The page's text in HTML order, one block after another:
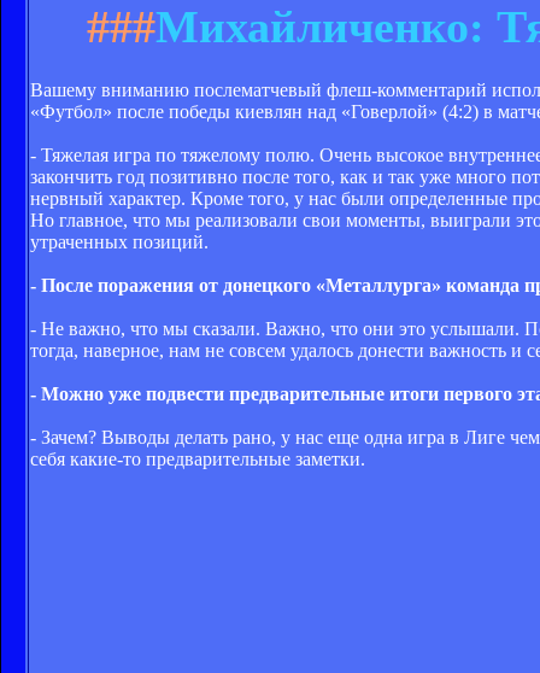
###Михайличенко:
Вашему вниманию послематчевый флеш-комментарий
«Футбол» после победы киевлян над «Говерлой» (4:2) в
- Тяжелая игра по тяжелому полю. Очень высокое
закончить год позитивно после того, как и так уже много
нервный характер. Кроме того, у нас были определенные
Но главное, что мы реализовали свои моменты, выиграли
утраченных позиций.
- После поражения от донецкого «Металлурга» команда
- Не важно, что мы сказали. Важно, что они это услышали.
тогда, наверное, нам не совсем удалось донести важность и
- Можно уже подвести предварительные итоги первого
- Зачем? Выводы делать рано, у нас еще одна игра в Лиге
себя какие-то предварительные заметки.